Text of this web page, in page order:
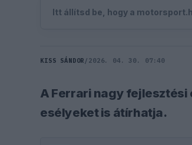
Itt állítsd be, hogy a
KISS SÁNDOR / 2026. 04. 30. 07:40
A Ferrari nagy fejlesztési
esélyeket is átírhatja.